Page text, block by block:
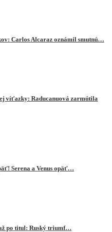
Carlos Alcaraz oznámil smutnú…
víťazky: Raducanuová zarmútila
Serena a Venus opäť…
po titul: Ruský triumf…